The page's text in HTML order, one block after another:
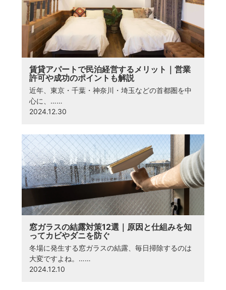
賃貸アパートで民泊経営するメリット｜営業
許可や成功のポイントも解説
近年、東京・千葉・神奈川・埼玉などの首都圏を中
心に、……
2024.12.30
窓ガラスの結露対策12選｜原因と仕組みを知
ってカビやダニを防ぐ
冬場に発生する窓ガラスの結露、毎日掃除するのは
大変ですよね。……
2024.12.10